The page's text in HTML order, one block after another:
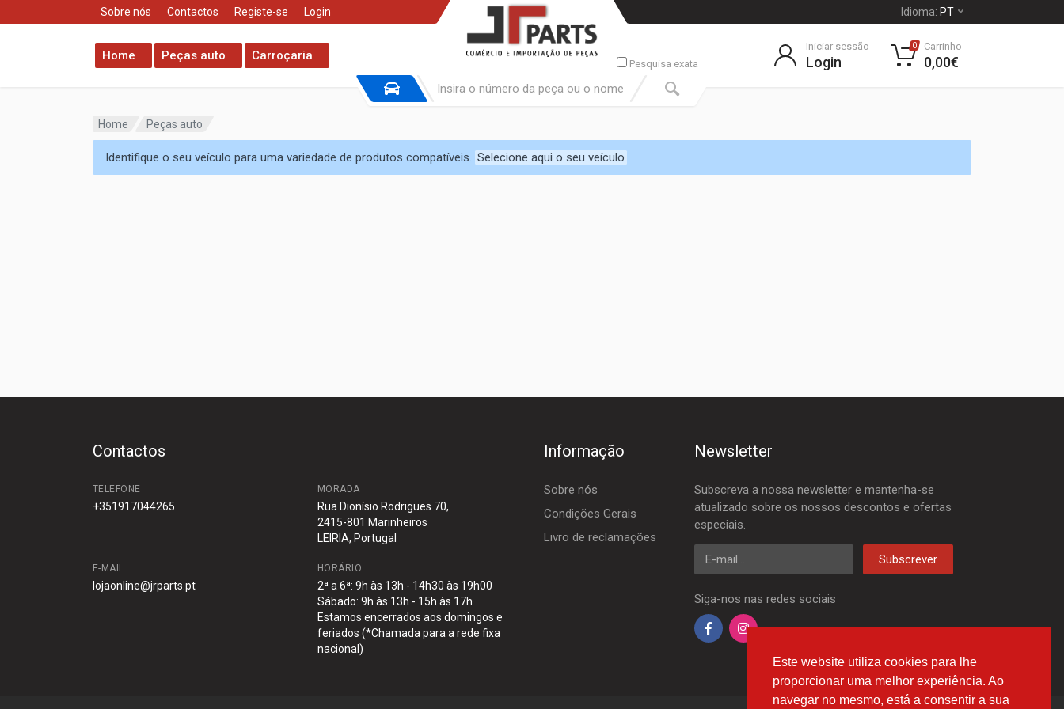
Este website utiliza cookies para lhe
proporcionar uma melhor experiência. Ao
navegar no mesmo, está a consentir a sua
Sobre nós Contactos Registe-se Login Idioma: PT
Home Peças auto Carroçaria
Pesquisa exata
Iniciar sessão
Login
0 Carrinho
0,00€
Home Peças auto
Identifique o seu veículo para uma variedade de produtos compatíveis. Selecione aqui o seu veículo
Contactos
TELEFONE
+351917044265
MORADA
Rua Dionísio Rodrigues 70,
2415-801 Marinheiros
LEIRIA, Portugal
E-MAIL
lojaonline@jrparts.pt
HORÁRIO
2ª a 6ª: 9h às 13h - 14h30 às 19h00
Sábado: 9h às 13h - 15h às 17h
Estamos encerrados aos domingos e
feriados (*Chamada para a rede fixa
nacional)
Informação
Sobre nós
Condições Gerais
Livro de reclamações
Newsletter
Subscreva a nossa newsletter e mantenha-se
atualizado sobre os nossos descontos e ofertas
especiais.
E-mail
Subscrever
Siga-nos nas redes sociais